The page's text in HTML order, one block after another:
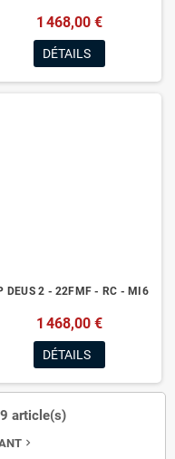
1 468,00 €
DÉTAILS
DEUS 2 - 22FMF - RC - MI6
1 468,00 €
DÉTAILS
article(s)
navigate_next